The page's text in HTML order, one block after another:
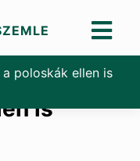
a poloskák ellen is
is